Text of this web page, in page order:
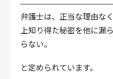
弁護士は、正当な理由な
上知り得た秘密を他に漏
らない。
と定められています。